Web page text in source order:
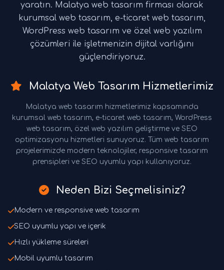
yaratın. Malatya web tasarım firması olarak
kurumsal web tasarım, e-ticaret web tasarım,
WordPress web tasarım ve özel web yazılım
çözümleri ile işletmenizin dijital varlığını
güçlendiriyoruz.
Malatya Web Tasarım Hizmetlerimiz
Malatya web tasarım hizmetlerimiz kapsamında
kurumsal web tasarım, e-ticaret web tasarım, WordPress
web tasarım, özel web yazılım geliştirme ve SEO
optimizasyonu hizmetleri sunuyoruz. Tüm web tasarım
projelerimizde modern teknolojiler, responsive tasarım
prensipleri ve SEO uyumlu yapı kullanıyoruz.
Neden Bizi Seçmelisiniz?
Modern ve responsive web tasarım
SEO uyumlu yapı ve içerik
Hızlı yükleme süreleri
Mobil uyumlu tasarım